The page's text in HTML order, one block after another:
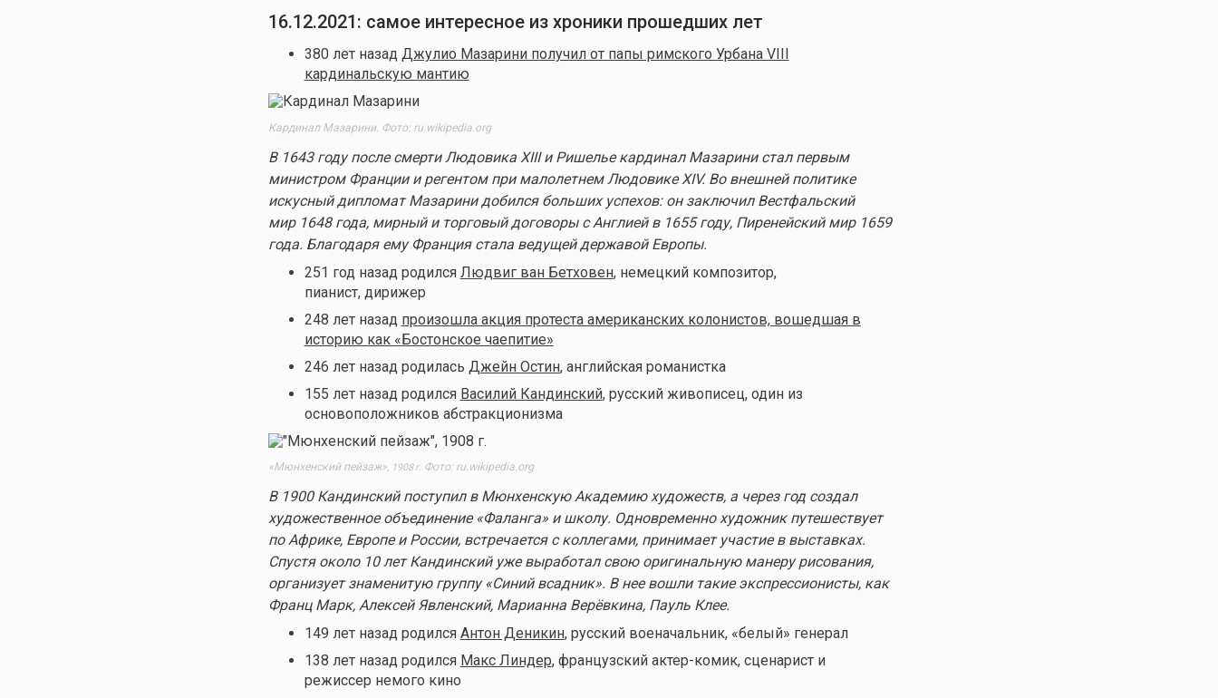
16.12.2021: самое интересное из хроники прошедших лет
380 лет назад Джулио Мазарини получил от папы римского Урбана VIII
кардинальскую мантию
Кардинал Мазарини. Фото: ru.wikipedia.org
В 1643 году после смерти Людовика XIII и Ришелье кардинал Мазарини стал первым
министром Франции и регентом при малолетнем Людовике XIV. Во внешней политике
искусный дипломат Мазарини добился больших успехов: он заключил Вестфальский
мир 1648 года, мирный и торговый договоры с Англией в 1655 году, Пиренейский мир 1659
года. Благодаря ему Франция стала ведущей державой Европы.
251 год назад родился Людвиг ван Бетховен, немецкий композитор,
пианист, дирижер
248 лет назад произошла акция протеста американских колонистов, вошедшая в
историю как «Бостонское чаепитие»
246 лет назад родилась Джейн Остин, английская романистка
155 лет назад родился Василий Кандинский, русский живописец, один из
основоположников абстракционизма
«Мюнхенский пейзаж», 1908 г. Фото: ru.wikipedia.org
В 1900 Кандинский поступил в Мюнхенскую Академию художеств, а через год создал
художественное объединение «Фаланга» и школу. Одновременно художник путешествует
по Африке, Европе и России, встречается с коллегами, принимает участие в выставках.
Спустя около 10 лет Кандинский уже выработал свою оригинальную манеру рисования,
организует знаменитую группу «Синий всадник». В нее вошли такие экспрессионисты, как
Франц Марк, Алексей Явленский, Марианна Верёвкина, Пауль Клее.
149 лет назад родился Антон Деникин, русский военачальник, «белый» генерал
138 лет назад родился Макс Линдер, французский актер-комик, сценарист и
режиссер немого кино